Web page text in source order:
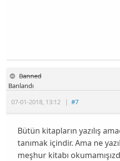
Banned
07-01-2018, 13:12 |#7
Banlandı
Bütün kitapların yazılış
tanımak içindir. Ama ne
meşhur kitabı